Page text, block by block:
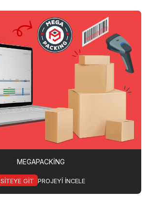
MEGAPACKING
SITEYE GIT PROJEYI INCELE